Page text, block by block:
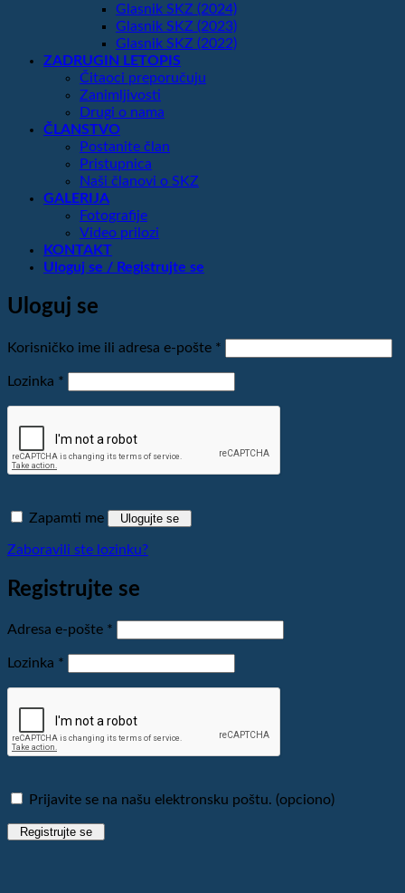
Glasnik SKZ (2024)
Glasnik SKZ (2023)
Glasnik SKZ (2022)
ZADRUGIN LETOPIS
Čitaoci preporučuju
Zanimljivosti
Drugi o nama
ČLANSTVO
Postanite član
Pristupnica
Naši članovi o SKZ
GALERIJA
Fotografije
Video prilozi
KONTAKT
Uloguj se / Registrujte se
Uloguj se
Korisničko ime ili adresa e-pošte *
Lozinka *
Zapamti me Ulogujte se
Zaboravili ste lozinku?
Registrujte se
Adresa e-pošte *
Lozinka *
Prijavite se na našu elektronsku poštu. (opciono)
Registrujte se